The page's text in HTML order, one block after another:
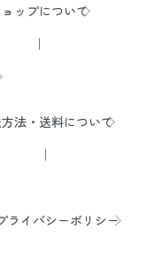
ップについて
法・送料について
ライバシーポリシー